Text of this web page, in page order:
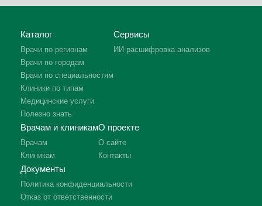
Каталог
Врачи по регионам
Врачи по городам
Врачи по специальностям
Клиники по типам
Медицинские услуги
Полезно знать
Сервисы
ИИ-расшифровка анализов
Врачам и клиникам
Врачам
Клиникам
О проекте
О сайте
Контакты
Документы
Политика конфиденциальности
Отказ от ответственности